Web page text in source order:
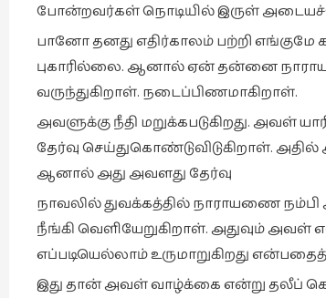
போன்றவர்கள் நொடியில் இருள்
பானோ தனது எதிர்காலம் பற்றி
புகாரில்லை. ஆனால் ஏன் தன்னை
வருந்துகிறாள். நடைப்பிணமாகிறாள்.
அவளுக்கு நீதி மறுக்கபடுகிறது.
தேர்வு செய்துகொண்டுவிடுகிறாள்.
ஆனால் அது அவளது தேர்வு
நாவலில் துவக்கத்தில் நாராயணை
நீங்கி வெளியேறுகிறாள். அதுவும் அவள்
எப்படியெல்லாம் உருமாறுகிறது
இது தான் அவள் வாழ்க்கை என்று தலீப்